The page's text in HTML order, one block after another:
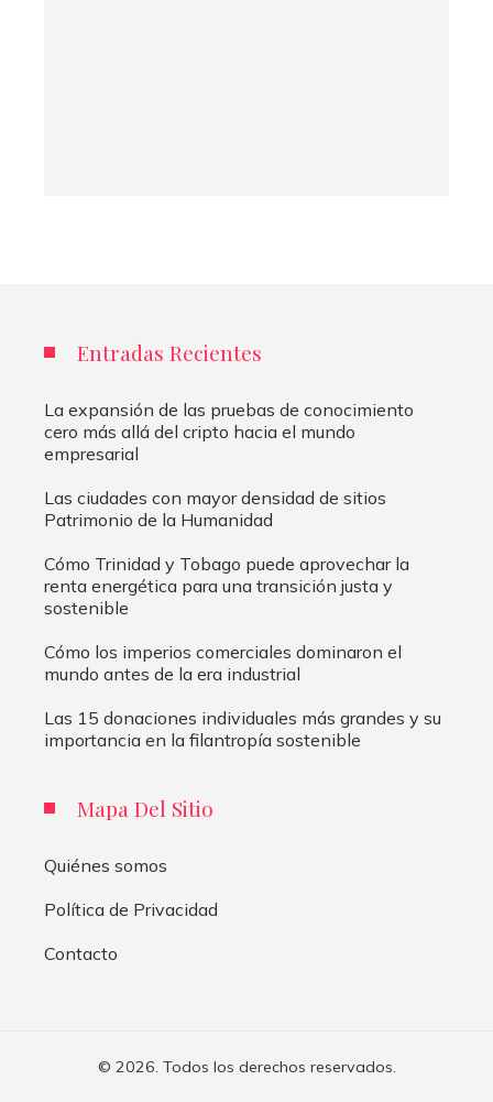
Entradas Recientes
La expansión de las pruebas de conocimiento
cero más allá del cripto hacia el mundo
empresarial
Las ciudades con mayor densidad de sitios
Patrimonio de la Humanidad
Cómo Trinidad y Tobago puede aprovechar la
renta energética para una transición justa y
sostenible
Cómo los imperios comerciales dominaron el
mundo antes de la era industrial
Las 15 donaciones individuales más grandes y su
importancia en la filantropía sostenible
Mapa Del Sitio
Quiénes somos
Política de Privacidad
Contacto
© 2026. Todos los derechos reservados.